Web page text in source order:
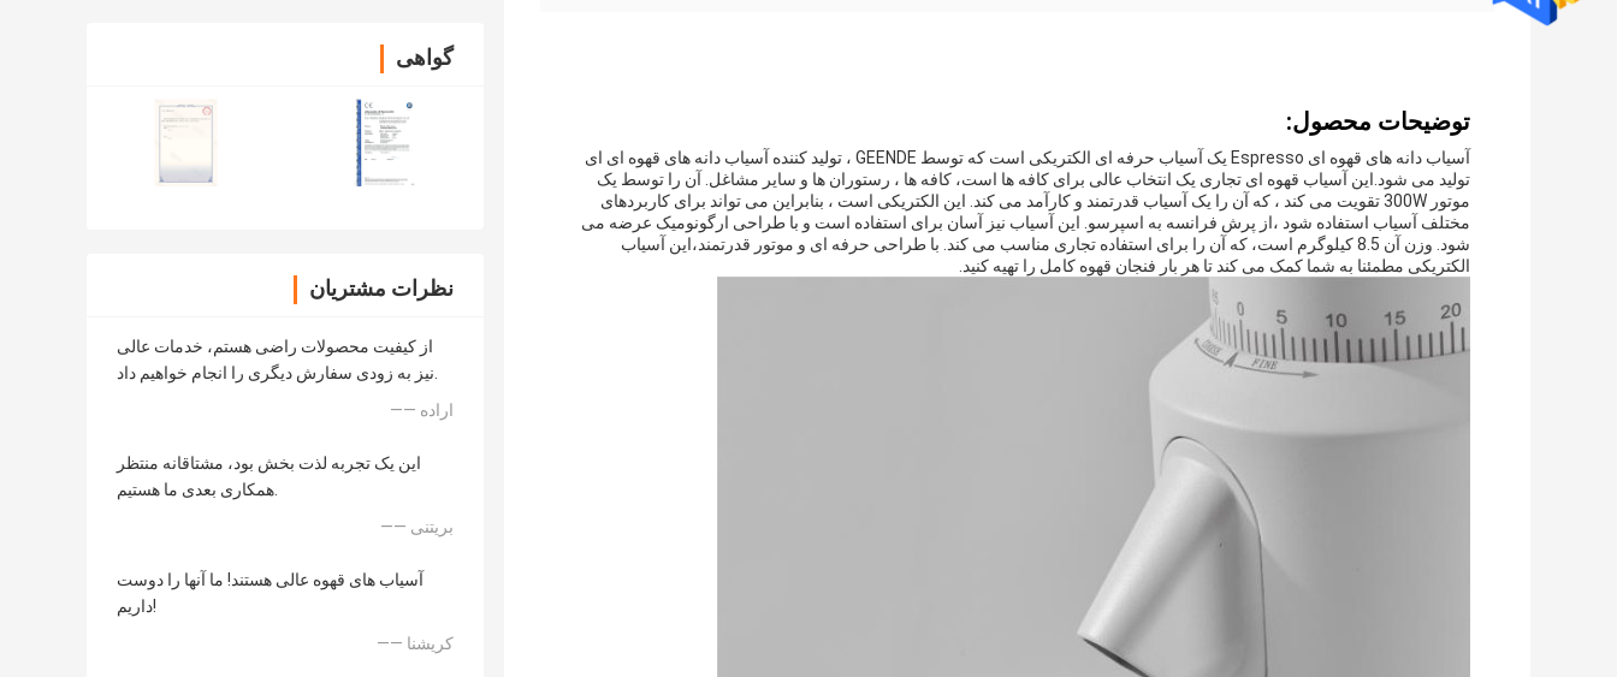
گواهی
نظرات مشتریان
از کیفیت محصولات راضی هستم، خدمات عالی
نیز به زودی سفارش دیگری را انجام خواهیم داد.
—— اراده
این یک تجربه لذت بخش بود، مشتاقانه منتظر
همکاری بعدی ما هستیم.
—— بریتنی
آسیاب های قهوه عالی هستند! ما آنها را دوست
داریم!
—— کریشنا
توضیحات محصول:
آسیاب دانه های قهوه ای Espresso یک آسیاب حرفه ای الکتریکی است که توسط GEENDE ، تولید کننده آسیاب دانه های قهوه ای ای
تولید می شود.این آسیاب قهوه ای تجاری یک انتخاب عالی برای کافه ها است، کافه ها ، رستوران ها و سایر مشاغل. آن را توسط یک
موتور 300W تقویت می کند ، که آن را یک آسیاب قدرتمند و کارآمد می کند. این الکتریکی است ، بنابراین می تواند برای کاربردهای
مختلف آسیاب استفاده شود ،از پرش فرانسه به اسپرسو. این آسیاب نیز آسان برای استفاده است و با طراحی ارگونومیک عرضه می
شود. وزن آن 8.5 کیلوگرم است، که آن را برای استفاده تجاری مناسب می کند. با طراحی حرفه ای و موتور قدرتمند،این آسیاب
الکتریکی مطمئنا به شما کمک می کند تا هر بار فنجان قهوه کامل را تهیه کنید.